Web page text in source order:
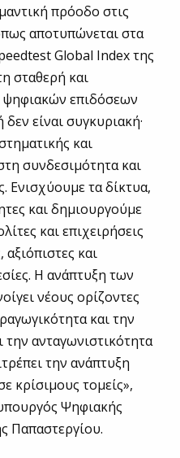
πρόοδο στις
αποτυπώνεται στα
Global Index της
σταθερή και
επιδόσεων
είναι συγκυριακή·
και
συνδεσιμότητα και
Ενισχύουμε τα δίκτυα,
και δημιουργούμε
και επιχειρήσεις
και
Η ανάπτυξη των
νέους ορίζοντες
και την
την ανταγωνιστικότητα
την ανάπτυξη
κρίσιμους τομείς»,
Ψηφιακής
Παπαστεργίου.